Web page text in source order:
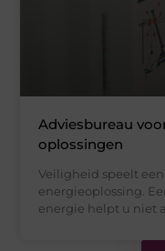
Adviesbureau
oplossingen
Veiligheid speelt
energieoplossing.
energie helpt u niet